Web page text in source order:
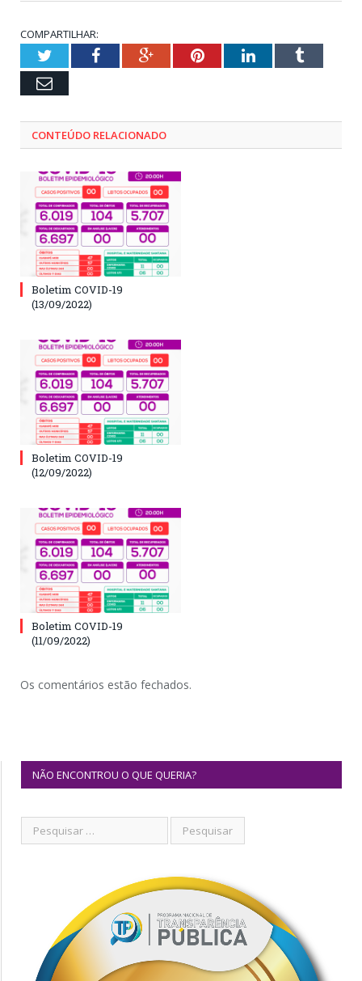
COMPARTILHAR:
TwitterFacebookGoogle+PinterestLinkedInTumblr
Email
CONTEÚDO RELACIONADO
Boletim COVID-19
(13/09/2022)
Boletim COVID-19
(12/09/2022)
Boletim COVID-19
(11/09/2022)
Os comentários estão fechados.
NÃO ENCONTROU O QUE QUERIA?